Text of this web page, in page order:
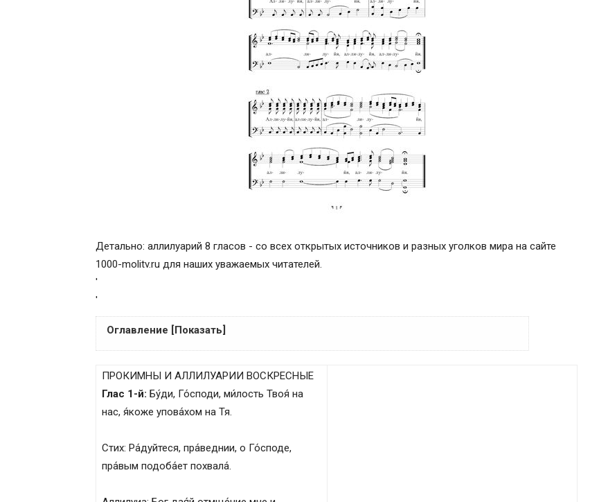
Детально: аллилуарий 8 гласов - со всех открытых источников и разных уголков мира на сайте
1000-molitv.ru для наших уважаемых читателей.
'
'
Оглавление [Показать]
ПРОКИМНЫ И АЛЛИЛУАРИИ ВОСКРЕСНЫЕ
Глас 1-й: Бу́ди, Го́споди, ми́лость Твоя́ на
нас, я́коже упова́хом на Тя.
Стих: Ра́дуйтеся, пра́веднии, о Го́споде,
пра́вым подоба́ет похвала́.